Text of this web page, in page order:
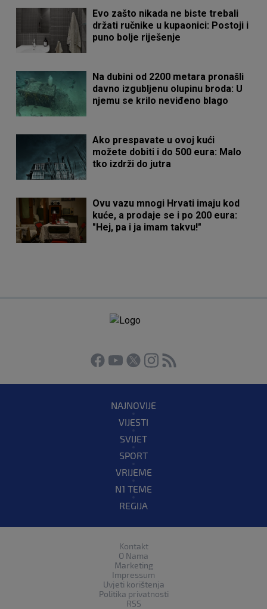
Evo zašto nikada ne biste trebali
držati ručnike u kupaonici: Postoji i
puno bolje riješenje
Na dubini od 2200 metara pronašli
davno izgubljenu olupinu broda: U
njemu se krilo neviđeno blago
Ako prespavate u ovoj kući
možete dobiti i do 500 eura: Malo
tko izdrži do jutra
Ovu vazu mnogi Hrvati imaju kod
kuće, a prodaje se i po 200 eura:
"Hej, pa i ja imam takvu!"
NAJNOVIJE
VIJESTI
SVIJET
SPORT
VRIJEME
N1 TEME
REGIJA
Kontakt
O Nama
Marketing
Impressum
Uvjeti korištenja
Politika privatnosti
RSS